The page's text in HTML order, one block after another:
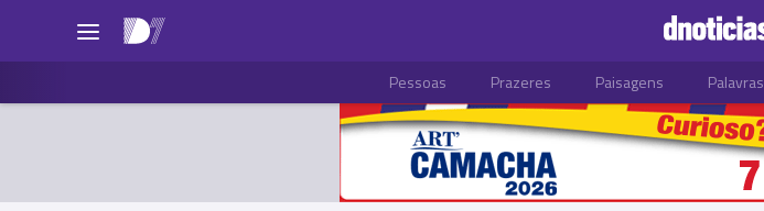
Pessoas Prazeres Paisagens Palavras